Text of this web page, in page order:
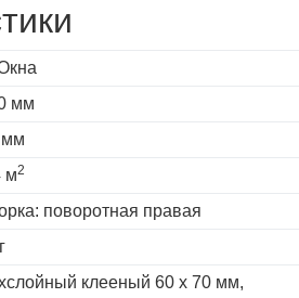
мм
мм
м2
поворотная правая
клееный 60 х 70 мм,